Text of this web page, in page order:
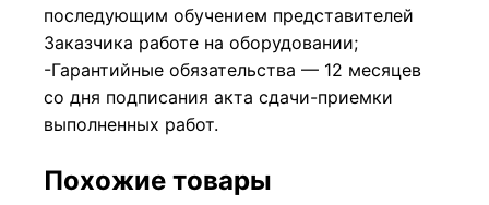
последующим обучением представителей
Заказчика работе на оборудовании;
-Гарантийные обязательства — 12 месяцев
со дня подписания акта сдачи-приемки
выполненных работ.
Похожие товары